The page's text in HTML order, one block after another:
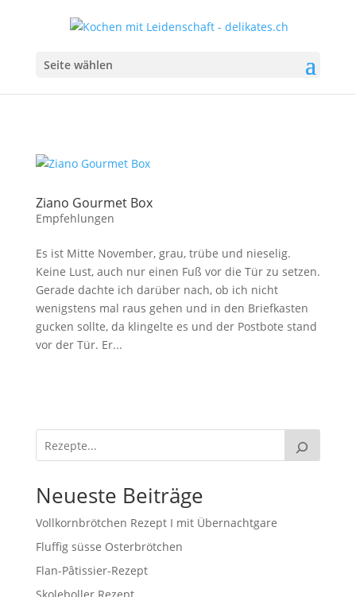
Seite wählen
Ziano Gourmet Box
Empfehlungen
Es ist Mitte November, grau, trübe und nieselig.
Keine Lust, auch nur einen Fuß vor die Tür zu setzen.
Gerade dachte ich darüber nach, ob ich nicht
wenigstens mal raus gehen und in den Briefkasten
gucken sollte, da klingelte es und der Postbote stand
vor der Tür. Er...
Neueste Beiträge
Vollkornbrötchen Rezept I mit Übernachtgare
Fluffig süsse Osterbrötchen
Flan-Pâtissier-Rezept